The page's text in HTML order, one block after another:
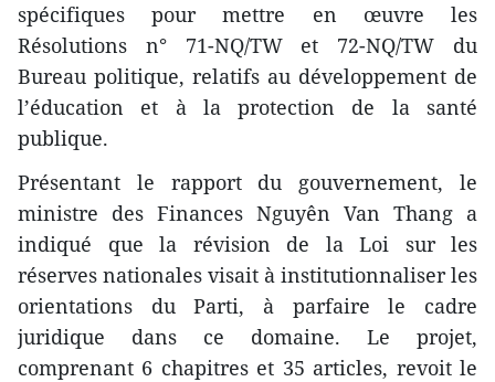
spécifiques pour mettre en œuvre les
Résolutions n° 71-NQ/TW et 72-NQ/TW du
Bureau politique, relatifs au développement de
l’éducation et à la protection de la santé
publique.
Présentant le rapport du gouvernement, le
ministre des Finances Nguyên Van Thang a
indiqué que la révision de la Loi sur les
réserves nationales visait à institutionnaliser les
orientations du Parti, à parfaire le cadre
juridique dans ce domaine. Le projet,
comprenant 6 chapitres et 35 articles, revoit le